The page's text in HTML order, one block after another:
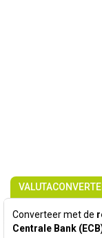
Converteer met de
Centrale Bank